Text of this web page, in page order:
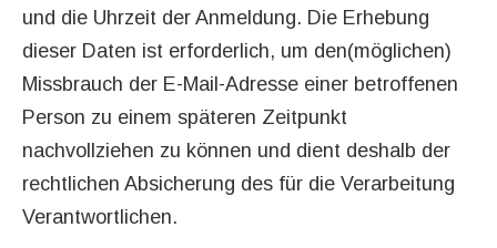
und die Uhrzeit der Anmeldung. Die Erhebung
dieser Daten ist erforderlich, um den(möglichen)
Missbrauch der E-Mail-Adresse einer betroffenen
Person zu einem späteren Zeitpunkt
nachvollziehen zu können und dient deshalb der
rechtlichen Absicherung des für die Verarbeitung
Verantwortlichen.